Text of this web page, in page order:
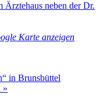
Ärztehaus neben der Dr.
Karte anzeigen
in Brunsbüttel
»